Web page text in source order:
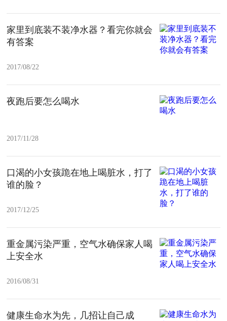
家里到底装不装净水器？看完你就会
有答案
2017/08/22
夜跑后要怎么喝水
2017/11/28
口渴的小女孩跪在地上喝脏水，打了
谁的脸？
2017/12/25
重金属污染严重，空气水确保家人喝
上安全水
2016/08/31
健康生命水为先，几招让自己成